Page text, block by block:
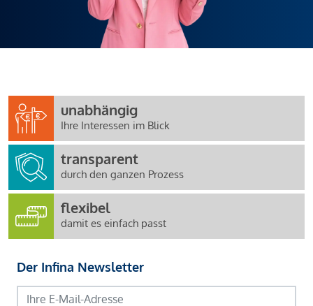
unabhängig
Ihre Interessen im Blick
transparent
durch den ganzen Prozess
flexibel
damit es einfach passt
Der Infina Newsletter